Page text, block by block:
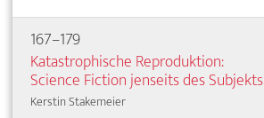
167–179
Katastrophische Reproduktion:
Science Fiction jenseits des Subjekts
Kerstin Stakemeier